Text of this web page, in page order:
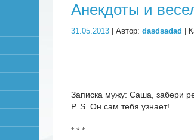
Анекдоты и
31.05.2013 | Автор:dasdsadad |
Записка мужу: Саша, забери
P. S. Он сам тебя узнает!
* * *